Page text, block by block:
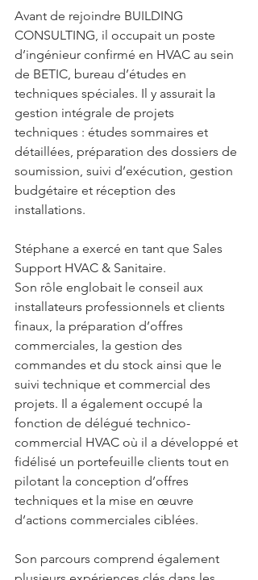
Avant de rejoindre BUILDING
CONSULTING, il occupait un poste
d’ingénieur confirmé en HVAC au sein
de BETIC, bureau d’études en
techniques spéciales. Il y assurait la
gestion intégrale de projets
techniques : études sommaires et
détaillées, préparation des dossiers de
soumission, suivi d’exécution, gestion
budgétaire et réception des
installations.
Stéphane a exercé en tant que Sales
Support HVAC & Sanitaire.
Son rôle englobait le conseil aux
installateurs professionnels et clients
finaux, la préparation d’offres
commerciales, la gestion des
commandes et du stock ainsi que le
suivi technique et commercial des
projets. Il a également occupé la
fonction de délégué technico-
commercial HVAC où il a développé et
fidélisé un portefeuille clients tout en
pilotant la conception d’offres
techniques et la mise en œuvre
d’actions commerciales ciblées.
Son parcours comprend également